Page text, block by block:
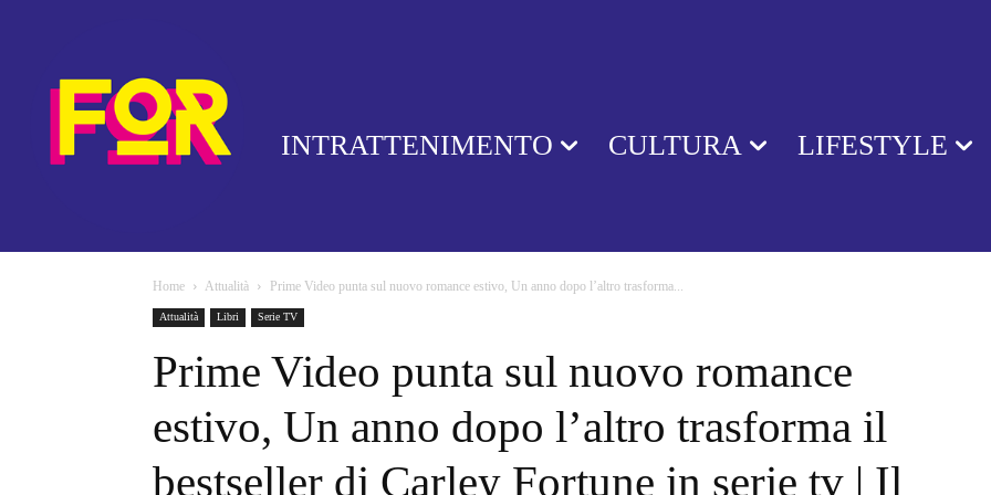
INTRATTENIMENTO CULTURA LIFESTYLE
Home Attualità Prime Video punta sul nuovo romance estivo, Un anno dopo l’altro trasforma...
Attualità Libri Serie TV
Prime Video punta sul nuovo romance
estivo, Un anno dopo l’altro trasforma il
bestseller di Carley Fortune in serie tv | Il